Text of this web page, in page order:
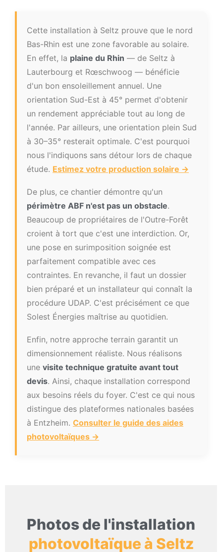
Cette installation à Seltz prouve que le nord
Bas-Rhin est une zone favorable au solaire.
En effet, la plaine du Rhin — de Seltz à
Lauterbourg et Rœschwoog — bénéficie
d'un bon ensoleillement annuel. Une
orientation Sud-Est à 45° permet d'obtenir
un rendement appréciable tout au long de
l'année. Par ailleurs, une orientation plein Sud
à 30–35° resterait optimale. C'est pourquoi
nous l'indiquons sans détour lors de chaque
étude. Estimez votre production solaire →
De plus, ce chantier démontre qu'un
périmètre ABF n'est pas un obstacle.
Beaucoup de propriétaires de l'Outre-Forêt
croient à tort que c'est une interdiction. Or,
une pose en surimposition soignée est
parfaitement compatible avec ces
contraintes. En revanche, il faut un dossier
bien préparé et un installateur qui connaît la
procédure UDAP. C'est précisément ce que
Solest Énergies maîtrise au quotidien.
Enfin, notre approche terrain garantit un
dimensionnement réaliste. Nous réalisons
une visite technique gratuite avant tout
devis. Ainsi, chaque installation correspond
aux besoins réels du foyer. C'est ce qui nous
distingue des plateformes nationales basées
à Entzheim. Consulter le guide des aides
photovoltaïques →
Photos de l'installation
photovoltaïque à Seltz